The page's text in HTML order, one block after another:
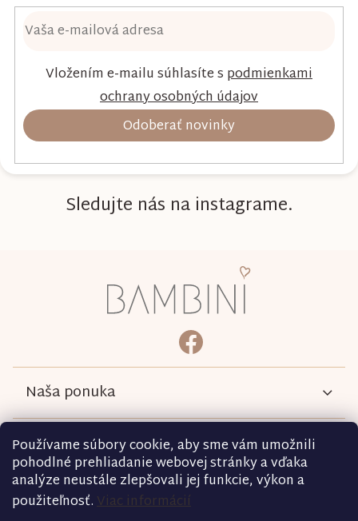
Používame súbory cookie, aby sme vám umožnili
pohodlné prehliadanie webovej stránky a vďaka
analýze neustále zlepšovali jej funkcie, výkon a
použiteľnosť.Viac informácií
Vložením e-mailu súhlasíte s podmienkami
ochrany osobných údajov
Odoberať novinky
Sledujte nás na instagrame.
bambini.kociky
https://www.facebook.com/
Naša ponuka
Informácie
Podmienky